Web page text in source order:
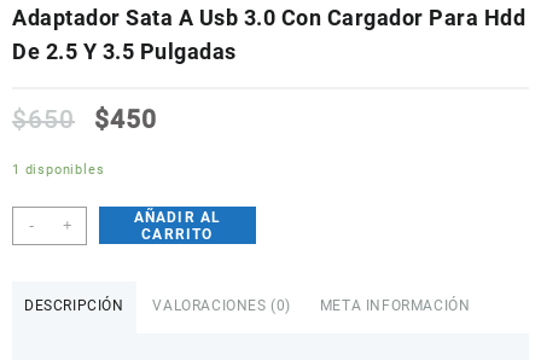
Adaptador Sata A Usb 3.0 Con Cargador Para Hdd
De 2.5 Y 3.5 Pulgadas
$650 $450
1 disponibles
-
Adaptador
Sata
+
AÑADIR AL
CARRITO
DESCRIPCIÓN VALORACIONES (0) META INFORMACIÓN